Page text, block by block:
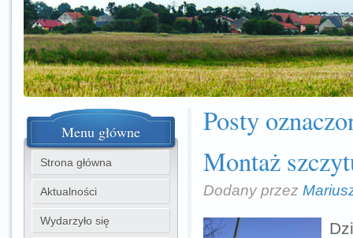
Posty
Montaż
Dodany przez
Menu główne
Strona główna
Aktualności
Wydarzyło się